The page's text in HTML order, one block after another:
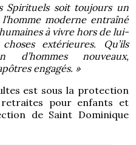
Spirituels soit toujours un
moderne entraîné
à vivre hors de lui-
extérieures. Qu’ils
nouveaux,
engagés. »
est sous la protection
pour enfants et
de Saint Dominique